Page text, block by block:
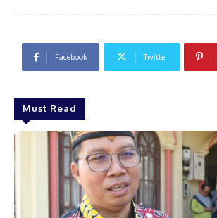
Facebook Twitter
Must Read